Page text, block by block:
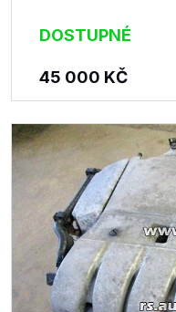
DOSTUPNÉ
45 000 KČ